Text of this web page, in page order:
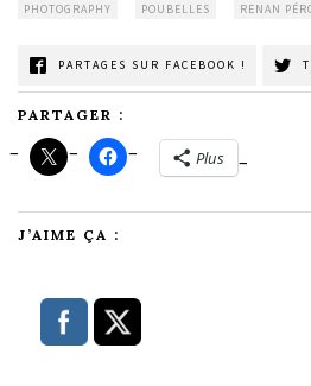
PHOTOGRAPHY POUBELLES RENAN
PARTAGES SUR FACEBOOK !
PARTAGER :
Plus
J’AIME ÇA :